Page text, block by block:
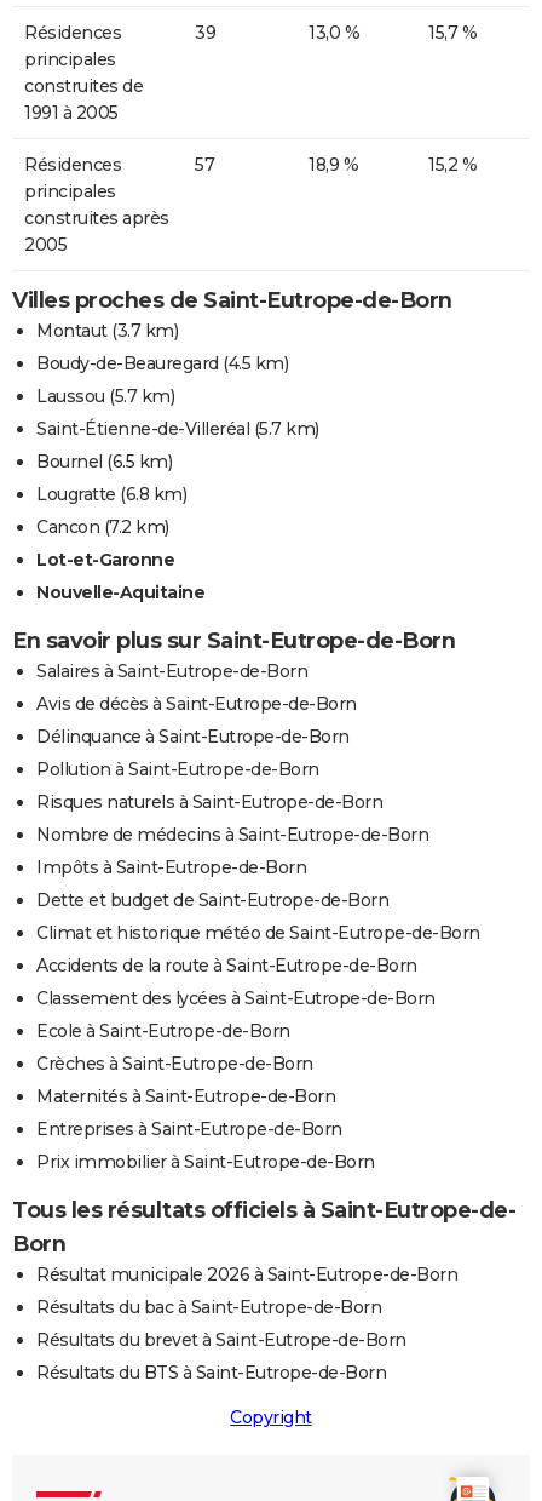
Résidences
principales
construites de
1991 à 2005
39 13,0 % 15,7 %
Résidences
principales
construites après
2005
57 18,9 % 15,2 %
Villes proches de Saint-Eutrope-de-Born
Montaut(3.7 km)
Boudy-de-Beauregard (4.5 km)
Laussou (5.7 km)
Saint-Étienne-de-Villeréal (5.7 km)
Bournel (6.5 km)
Lougratte (6.8 km)
Cancon (7.2 km)
Lot-et-Garonne
Nouvelle-Aquitaine
En savoir plus sur Saint-Eutrope-de-Born
Salaires à Saint-Eutrope-de-Born
Avis de décès à Saint-Eutrope-de-Born
Délinquance à Saint-Eutrope-de-Born
Pollution à Saint-Eutrope-de-Born
Risques naturels à Saint-Eutrope-de-Born
Nombre de médecins à Saint-Eutrope-de-Born
Impôts à Saint-Eutrope-de-Born
Dette et budget de Saint-Eutrope-de-Born
Climat et historique météo de Saint-Eutrope-de-Born
Accidents de la route à Saint-Eutrope-de-Born
Classement des lycées à Saint-Eutrope-de-Born
Ecole à Saint-Eutrope-de-Born
Crèches à Saint-Eutrope-de-Born
Maternités à Saint-Eutrope-de-Born
Entreprises à Saint-Eutrope-de-Born
Prix immobilier à Saint-Eutrope-de-Born
Tous les résultats officiels à Saint-Eutrope-de-
Born
Résultat municipale 2026 à Saint-Eutrope-de-Born
Résultats du bac à Saint-Eutrope-de-Born
Résultats du brevet à Saint-Eutrope-de-Born
Résultats du BTS à Saint-Eutrope-de-Born
Copyright